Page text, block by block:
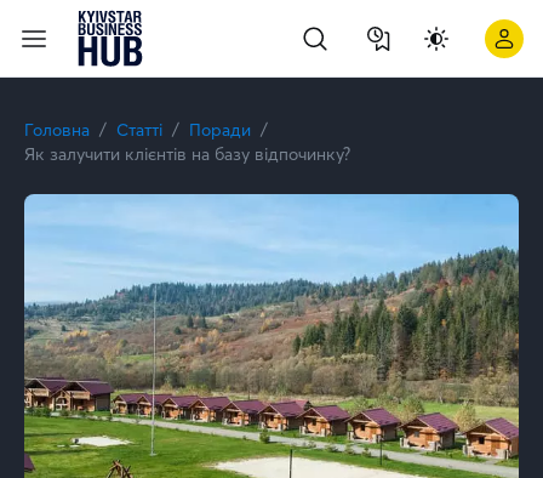
Головна Статті
Поради
Як залучити клієнтів на базу відпочинку?
Як залучити клієнтів на базу відпочинку? | Kyivstar